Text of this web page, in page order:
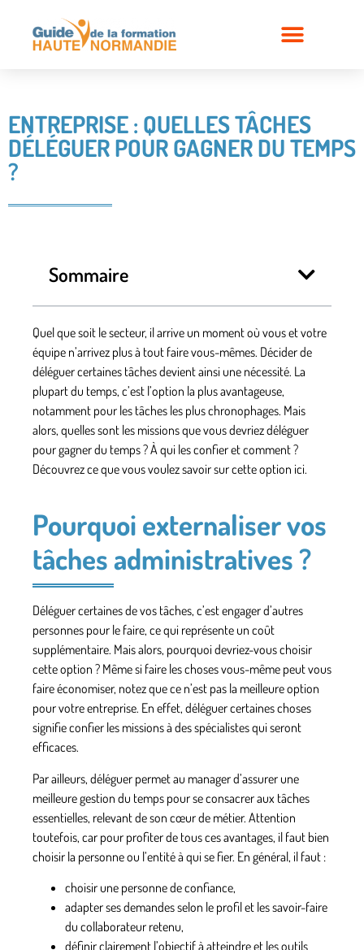
ENTREPRISE : QUELLES TÂCHES
DÉLÉGUER POUR GAGNER DU TEMPS
?
Sommaire
Quel que soit le secteur, il arrive un moment où vous et votre
équipe n’arrivez plus à tout faire vous-mêmes. Décider de
déléguer certaines tâches devient ainsi une nécessité. La
plupart du temps, c’est l’option la plus avantageuse,
notamment pour les tâches les plus chronophages. Mais
alors, quelles sont les missions que vous devriez déléguer
pour gagner du temps ? À qui les confier et comment ?
Découvrez ce que vous voulez savoir sur cette option ici.
Pourquoi externaliser vos
tâches administratives ?
Déléguer certaines de vos tâches, c’est engager d’autres
personnes pour le faire, ce qui représente un coût
supplémentaire. Mais alors, pourquoi devriez-vous choisir
cette option ? Même si faire les choses vous-même peut vous
faire économiser, notez que ce n’est pas la meilleure option
pour votre entreprise. En effet, déléguer certaines choses
signifie confier les missions à des spécialistes qui seront
efficaces.
Par ailleurs, déléguer permet au manager d’assurer une
meilleure gestion du temps pour se consacrer aux tâches
essentielles, relevant de son cœur de métier. Attention
toutefois, car pour profiter de tous ces avantages, il faut bien
choisir la personne ou l’entité à qui se fier. En général, il faut :
choisir une personne de confiance,
adapter ses demandes selon le profil et les savoir-faire
du collaborateur retenu,
définir clairement l’objectif à atteindre et les outils